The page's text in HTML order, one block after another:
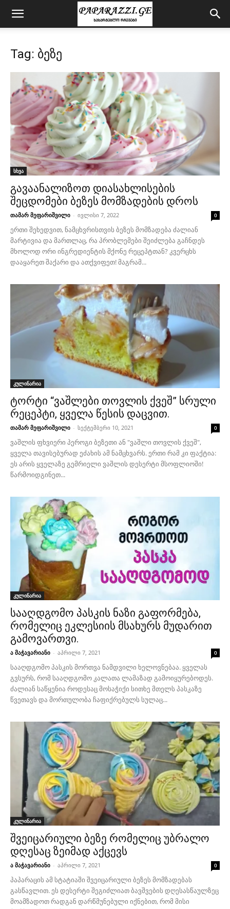
Tag: ბეზე
სხვა
გავაანალიზოთ დიასახლისების
შეცდომები ბეზეს მომზადების დროს
თამარ მეფარიშვილი - ივლისი 7, 2022 0
ერთი შეხედვით, ნამცხვრისთვის ბეზეს მომზადება ძალიან
მარტივია და მართლაც, რა პრობლემები შეიძლება გაჩნდეს
მხოლოდ ორი ინგრედიენტის მქონე რეცეპტთან? კვერცხს
დააყარეთ შაქარი და ათქვიფეთ! მაგრამ...
კულინარია
ტორტი “ვაშლები თოვლის ქვეშ” სრული
რეცეპტი, ყველა წესის დაცვით.
თამარ მეფარიშვილი - სექტემბერი 10, 2021 0
ვაშლის ფხვიერი პეროგი ბეზეთი ან "ვაშლი თოვლის ქვეშ",
ყველა თავისებურად ეძახის ამ ნამცხვარს. ერთი რამ კი ფაქტია:
ეს არის ყველაზე გემრიელი ვაშლის დესერტი მსოფლიოში!
წარმოიდგინეთ...
კულინარია
სააღდგომო პასკის ნაზი გაფორმება,
რომელიც ეკლესიის მსახურს მუდარით
გამოვართვი.
ა მაჭავარიანი - აპრილი 7, 2021 0
სააღდგომო პასკის მორთვა ნამდვილი ხელოვნებაა. ყველას
გვსურს, რომ სააღდგომო კალათა ლამაზად გამოიყურებოდეს.
ძალიან საწყენია როდესაც მოსაჭიქი სითხე მთელს პასკაზე
წვეთავს და მორთულობა ჩაფიქრებულს სულაც...
კულინარია
შვეიცარიული ბეზე რომელიც უბრალო
დღესაც ზეიმად აქცევს
ა მაჭავარიანი - აპრილი 7, 2021 0
პაპარაცის ამ სტატიაში შვეიცარიული ბეზეს მომზადებას
გასწავლით. ეს დესერტი შეგიძლიათ ბავშვების დღესასწაულზეც
მოამზადოთ რადგან დარწმუნებული იქნებით, რომ მისი